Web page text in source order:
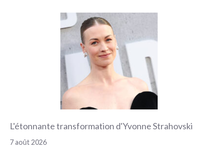
L'étonnante transformation d'Yvonne Strahovski
7 août 2026